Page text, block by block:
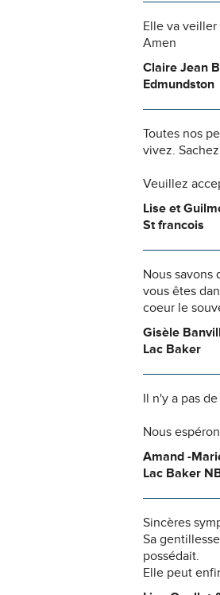
Elle va
Amen
Claire Jean
Edmundston
Toutes nos
vivez.
Veuillez
Lise et
St francois
Nous savons
vous êtes
coeur le
Gisèle
Lac Baker
Il n'y a pas
Nous
Amand -
Lac Baker
Sincères
Sa
possédait.
Elle peut